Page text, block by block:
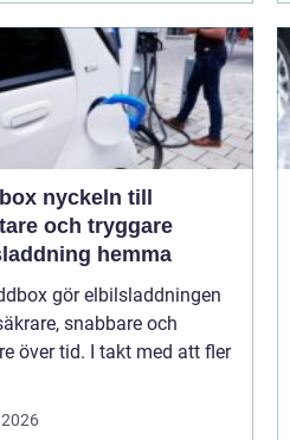
till
och tryggare
hemma
gör elbilsladdningen
snabbare och
över tid. I takt med att fler